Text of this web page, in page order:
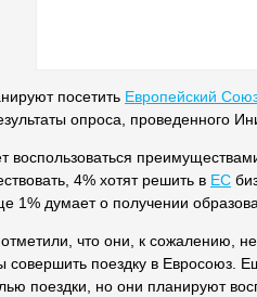
посетить Европейский
опроса, проведенного
воспользоваться
4% хотят решить в ЕС
1% думает о получении
что они, к сожалению,
совершить поездку в Евросоюз.
поездки, но они планируют